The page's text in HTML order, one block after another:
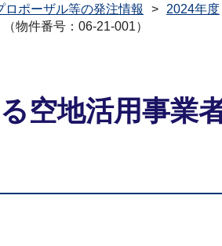
ロポーザル等の発注情報 2024年度
物件番号：06-21-001）
空地活用事業